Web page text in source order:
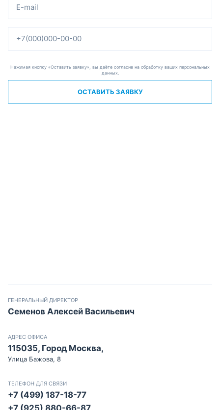
Нажимая кнопку «Оставить заявку», вы даёте согласие на обработку ваших персональных
данных.
ОСТАВИТЬ ЗАЯВКУ
ГЕНЕРАЛЬНЫЙ ДИРЕКТОР
Семенов Алексей Васильевич
АДРЕС ОФИСА
115035, Город Москва,
Улица Бажова, 8
ТЕЛЕФОН ДЛЯ СВЯЗИ
+7 (499) 187-18-77
+7 (925) 880-66-87